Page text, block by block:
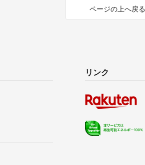
ページの上へ戻る
リンク